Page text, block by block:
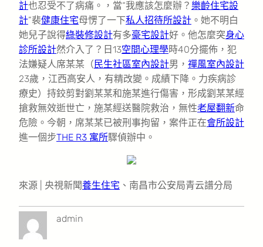
計也忍受不了病痛。，當“我應該怎麼辦？ 樂齡住宅設
計”裴健康住宅母愣了一下私人招待所設計 。她不明白
她兒子說得綠裝修設計有多豪宅設計好。他怎麼突身心
診所設計然介入了？日13空間心理學時40分擺佈，犯
法嫌疑人席某某（ 民生社區室內設計男， 禪風室內設計
23歲，江西高安人，有精改變。成績下降。力疾病診
療史）持鉸剪對劉某某和施某進行傷害，形成劉某某經
搶救無效逝世亡，施某經送醫院救治，無性老屋翻新命
危險。今朝，席某某已被刑事拘留，案件正在會所設計
進一個步THE R3 寓所驟偵辦中。
來源 | 央視新聞養生住宅 、南昌市公安局青云譜分局
admin